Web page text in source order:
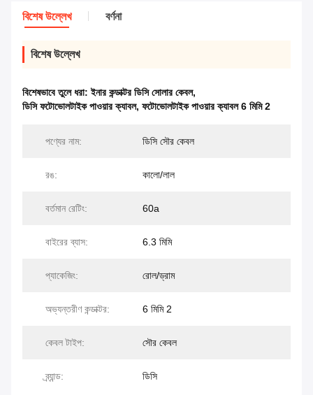
বিশেষ উল্লেখ বর্ণনা
বিশেষ উল্লেখ
বিশেষভাবে তুলে ধরা:ইনার কন্ডাক্টর ডিসি সোলার কেবল,
ডিসি ফটোভোলটাইক পাওয়ার ক্যাবল, ফটোভোলটাইক পাওয়ার ক্যাবল 6 মিমি 2
পণ্যের নাম: ডিসি সৌর কেবল
রঙ: কালো/লাল
বর্তমান রেটিং: 60a
বাইরের ব্যাস: 6.3 মিমি
প্যাকেজিং: রোল/ড্রাম
অভ্যন্তরীণ কন্ডাক্টর: 6 মিমি 2
কেবল টাইপ: সৌর কেবল
ব্র্যান্ড: ডিসি